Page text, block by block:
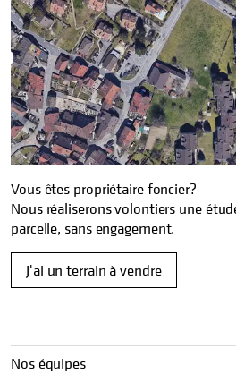
Vous êtes propriétaire foncier?
Nous réaliserons volontiers une
parcelle, sans engagement.
J'ai un terrain à vendre
Nos équipes